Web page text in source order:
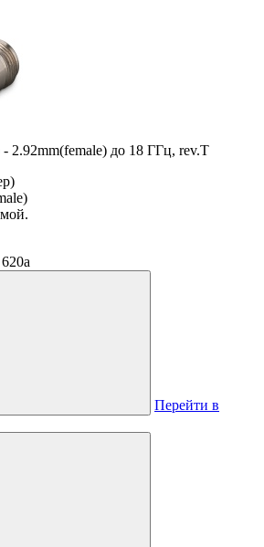
2.92mm(female) до 18 ГГц, rev.T
a
Перейти в